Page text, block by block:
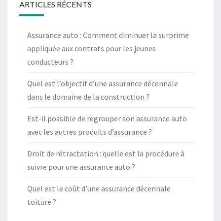
ARTICLES RÉCENTS
Assurance auto : Comment diminuer la surprime
appliquée aux contrats pour les jeunes
conducteurs ?
Quel est l’objectif d’une assurance décennale
dans le domaine de la construction ?
Est-il possible de regrouper son assurance auto
avec les autres produits d’assurance ?
Droit de rétractation : quelle est la procédure à
suivre pour une assurance auto ?
Quel est le coût d’une assurance décennale
toiture ?